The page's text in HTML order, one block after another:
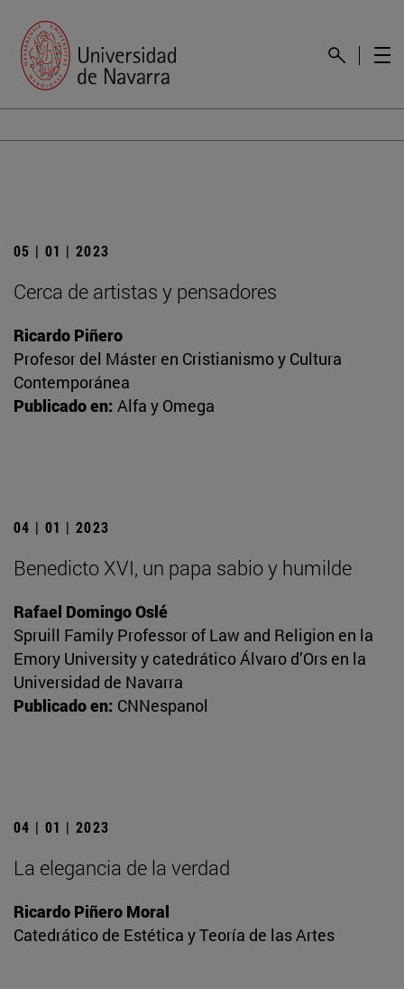
05 | 01 | 2023
Cerca de artistas y pensadores
Ricardo Piñero
Profesor del Máster en Cristianismo y Cultura
Contemporánea
Publicado en: Alfa y Omega
04 | 01 | 2023
Benedicto XVI, un papa sabio y humilde
Rafael Domingo Oslé
Spruill Family Professor of Law and Religion en la
Emory University y catedrático Álvaro d’Ors en la
Universidad de Navarra
Publicado en: CNNespanol
04 | 01 | 2023
La elegancia de la verdad
Ricardo Piñero Moral
Catedrático de Estética y Teoría de las Artes